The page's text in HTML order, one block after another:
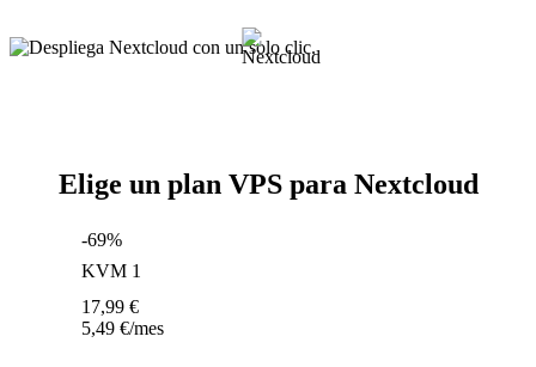
Elige un plan VPS para Nextcloud
-69%
KVM 1
17,99 €
5,49 €/mes